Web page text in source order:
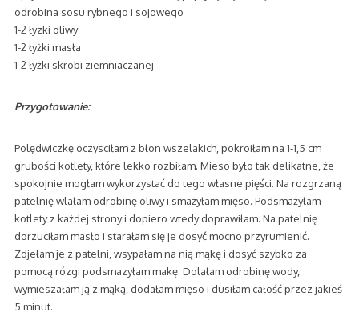
odrobina sosu rybnego i sojowego
1-2 łyzki oliwy
1-2 łyżki masła
1-2 łyżki skrobi ziemniaczanej
Przygotowanie:
Polędwiczkę oczysciłam z błon wszelakich, pokroiłam na 1-1,5 cm
grubości kotlety, które lekko rozbiłam. Mieso było tak delikatne, że
spokojnie mogłam wykorzystać do tego własne pięści. Na rozgrzaną
patelnię wlałam odrobinę oliwy i smażyłam mięso. Podsmażyłam
kotlety z każdej strony i dopiero wtedy doprawiłam. Na patelnię
dorzuciłam masło i starałam się je dosyć mocno przyrumienić.
Zdjełam je z patelni, wsypałam na nią mąkę i dosyć szybko za
pomocą rózgi podsmazyłam makę. Dolałam odrobinę wody,
wymieszałam ją z mąką, dodałam mięso i dusiłam całość przez jakieś
5 minut.